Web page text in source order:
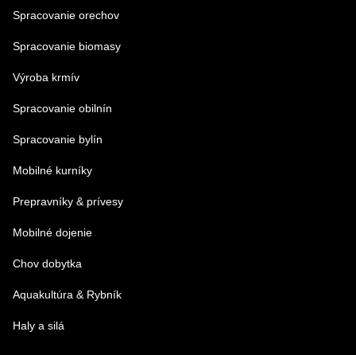
Spracovanie orechov
Spracovanie biomasy
Výroba krmív
Spracovanie obilnín
Spracovanie bylín
Mobilné kurníky
Prepravníky & prívesy
Mobilné dojenie
Chov dobytka
Aquakultúra & Rybník
Haly a silá